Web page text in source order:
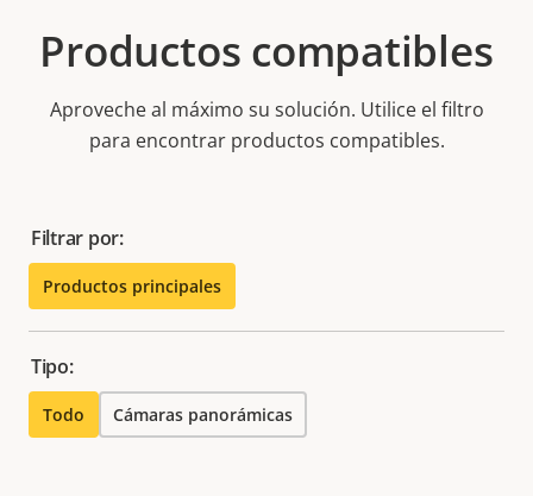
Productos compatibles
Aproveche al máximo su solución. Utilice el filtro
para encontrar productos compatibles.
Filtrar por:
Productos principales
Tipo:
Todo Cámaras panorámicas